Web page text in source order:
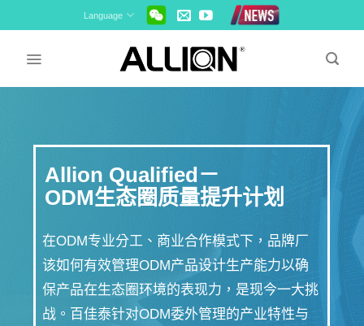
to
Language
Allion Qualified－
ODM生态圈质量提升计划
在ODM专业分工、商业合作模式下，品牌厂
该如何有效管理ODM产品设计生产能力以确
保产品在生态圈环境的表现力，是现今一大挑
战。百佳泰针对ODM委外管理的产业特性与